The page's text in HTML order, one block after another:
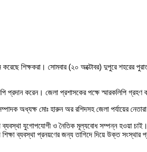
শিক্ষকরা। সোমবার (২০ অক্টোবর) দুপুরে শহরের
প্রদান করেন। জেলা প্রশাসকের পক্ষে স্মারকলিপি
অধ্যক্ষ মোঃ হারুন অর রশিদসহ জেলা পর্যায়ের
যুগোপযোগী ও নৈতিক মূল্যবোধ সম্পন্ন হওয়া
ব্যবস্থা প্রনয়ণের জন্য তাগিদে দিয়ে উক্ত